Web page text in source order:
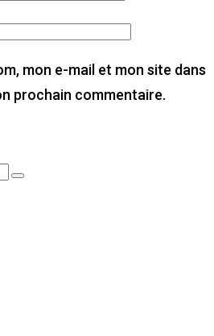
mon e-mail et mon site dans
prochain commentaire.
Search